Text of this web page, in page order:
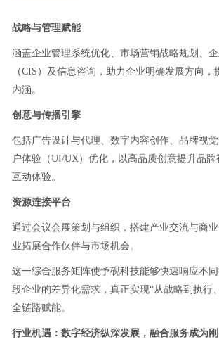
战略与管理赋能
涵盖企业管理系统优化、市场营销战略规划、
（CIS）及信息咨询，助力企业明确发展方向，
内涵。
创意与传播引擎
包括广告设计与代理、数字内容创作、品牌视
户体验（UI/UX）优化，以高品质创意提升品
互动体验。
资源连接平台
通过会议会展策划与组织，搭建产业交流与商
业拓展合作伙伴与市场机会。
这一综合服务矩阵使予砚科技能够快速响应不
段企业的差异化需求，真正实现“从战略到执行
全链路赋能。
行业机遇：数字经济纵深发展，融合服务成为